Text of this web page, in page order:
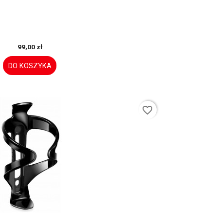
99,00 zł
DO KOSZYKA
favorite_border